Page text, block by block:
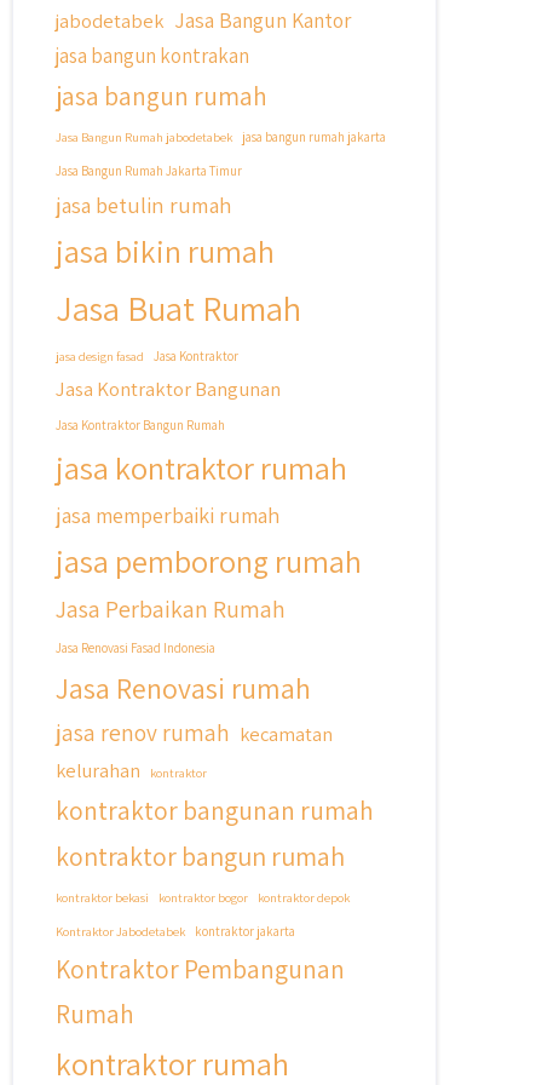
Untuk informasi lebih lanjut terkait
program cicilan ini temen temen bisa
langsung klik link di bio yaa
#jasabangunrumahjakarta
#jasarenovasirumahjakarta
#kontraktorbangunan
#kontraktorbangunanrumah
#kontraktorbangunanjakarta
#kontraktorinteriorjakarta
#jasarenovasirumahbekasi
#jasadesainrumahmurah
#jasadesainrumahjakarta
#jasabangunrumahjabodetabek
jabodetabek Jasa Bangun Kantor
jasa bangun kontrakan
jasa bangun rumah
Jasa Bangun Rumah jabodetabek
jasa bangun rumah jakarta
Jasa Bangun Rumah Jakarta Timur
jasa betulin rumah
jasa bikin rumah
Jasa Buat Rumah
jasa design fasad Jasa Kontraktor
Jasa Kontraktor Bangunan
Jasa Kontraktor Bangun Rumah
jasa kontraktor rumah
jasa memperbaiki rumah
jasa pemborong rumah
Jasa Perbaikan Rumah
Jasa Renovasi Fasad Indonesia
Jasa Renovasi rumah
jasa renov rumah kecamatan
kelurahan
kontraktor
kontraktor bangunan rumah
kontraktor bangun rumah
kontraktor bekasi kontraktor bogor
kontraktor depok
Kontraktor Jabodetabek
kontraktor jakarta
Kontraktor Pembangunan
Rumah
kontraktor rumah